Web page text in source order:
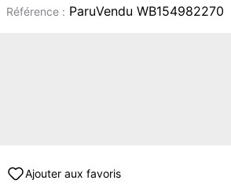
Référence : ParuVendu WB154982270
Ajouter aux favoris